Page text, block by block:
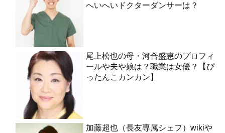
へいへいドクターダンサーは？
尾上松也の母・河合盛恵のプロフィ
ールや夫や娘は？職業は女優？【ぴ
ったんこカンカン】
加藤超也（長友専属シェフ）wikiや